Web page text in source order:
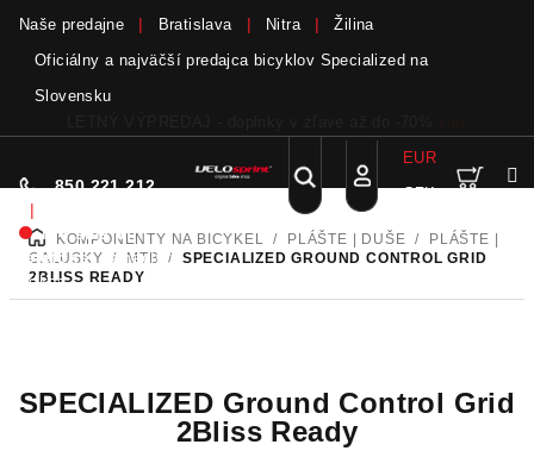
obsah
Naše predajne Bratislava Nitra
Žilina
Oficiálny a najväčší predajca bicyklov Specialized na
Slovensku
850 221 212
|
Nie sme pri
telefóne.Zanechať
odkaz
Hľadať
Prihlásenie
EUR
CZK
DOMOVKOMPONENTY NA BICYKEL / PLÁŠTE | DUŠE /
PLÁŠTE |
GALUSKY
/ MTB /
SPECIALIZED GROUND CONTROL GRID
2BLISS READY
SPECIALIZED Ground Control Grid
2Bliss Ready